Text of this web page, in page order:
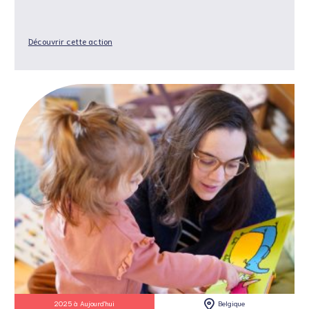
Découvrir cette action
2025 à Aujourd'hui Belgique